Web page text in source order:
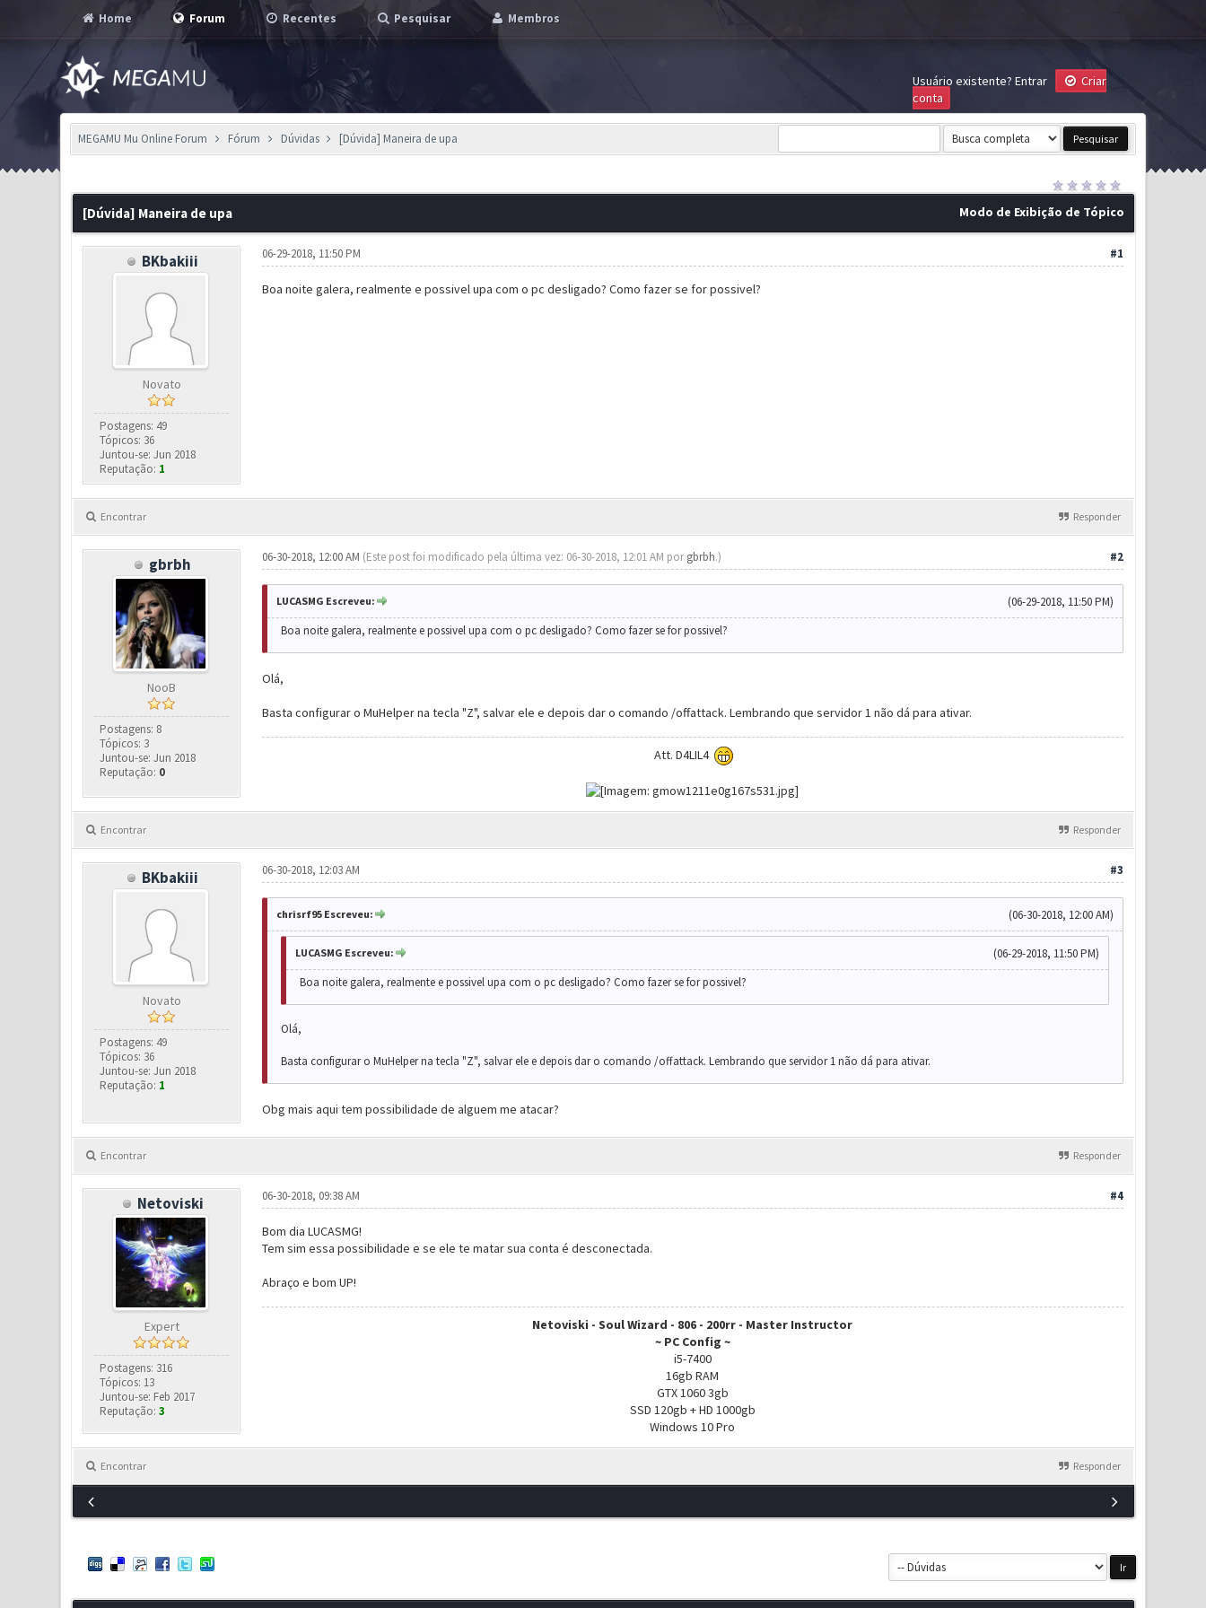
Home Forum Recentes Pesquisar Membros
Usuário existente? Entrar
Criar
conta
MEGAMU Mu Online Forum Fórum Dúvidas [Dúvida] Maneira de upa
Modo de Exibição de Tópico
[Dúvida] Maneira de upa
BKbakiii
Novato
Postagens: 49
Tópicos: 36
Juntou-se: Jun 2018
Reputação: 1
#1
06-29-2018, 11:50 PM
Boa noite galera, realmente e possivel upa com o pc desligado? Como fazer se for possivel?
Encontrar Responder
gbrbh
NooB
Postagens: 8
Tópicos: 3
Juntou-se: Jun 2018
Reputação: 0
#2
06-30-2018, 12:00 AM (Este post foi modificado pela última vez: 06-30-2018, 12:01 AM porgbrbh.)
(06-29-2018, 11:50 PM)
LUCASMG Escreveu:
Boa noite galera, realmente e possivel upa com o pc desligado? Como fazer se for possivel?
Olá,
Basta configurar o MuHelper na tecla "Z", salvar ele e depois dar o comando /offattack. Lembrando que servidor 1 não dá para ativar.
Att. D4LIL4
Encontrar Responder
BKbakiii
Novato
Postagens: 49
Tópicos: 36
Juntou-se: Jun 2018
Reputação: 1
#3
06-30-2018, 12:03 AM
(06-30-2018, 12:00 AM)
chrisrf95 Escreveu:
(06-29-2018, 11:50 PM)
LUCASMG Escreveu:
Boa noite galera, realmente e possivel upa com o pc desligado? Como fazer se for possivel?
Olá,
Basta configurar o MuHelper na tecla "Z", salvar ele e depois dar o comando /offattack. Lembrando que servidor 1 não dá para ativar.
Obg mais aqui tem possibilidade de alguem me atacar?
Encontrar Responder
Netoviski
Expert
Postagens: 316
Tópicos: 13
Juntou-se: Feb 2017
Reputação:3
#4
06-30-2018, 09:38 AM
Bom dia LUCASMG!
Tem sim essa possibilidade e se ele te matar sua conta é desconectada.
Abraço e bom UP!
Netoviski - Soul Wizard - 806 - 200rr - Master Instructor
~ PC Config ~
i5-7400
16gb RAM
GTX 1060 3gb
SSD 120gb + HD 1000gb
Windows 10 Pro
Encontrar Responder